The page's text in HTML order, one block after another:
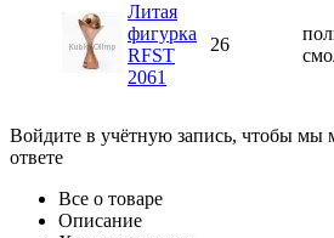
Литая
фигурка
RFST
2061
26
Войдите в учётную запись, чтобы мы
ответе
Все о товаре
Описание